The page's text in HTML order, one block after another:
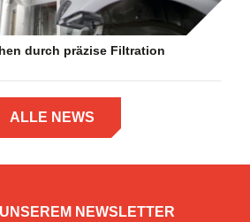
durch präzise Filtration
ALLE NEWS
NEWSLETTER